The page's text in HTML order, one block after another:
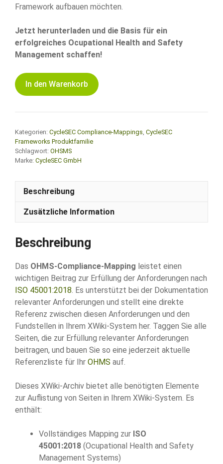
Framework aufbauen möchten.
Jetzt herunterladen und die Basis für ein
erfolgreiches Ocupational Health and Safety
Management schaffen!
OHSMS-
Compliance-
Menge
In den Warenkorb
Kategorien: CycleSEC Compliance-Mappings, CycleSEC
Frameworks Produktfamilie
Schlagwort: OHSMS
Marke: CycleSEC GmbH
Beschreibung
Zusätzliche Information
Beschreibung
Das OHMS-Compliance-Mapping leistet einen
wichtigen Beitrag zur Erfüllung der Anforderungen nach
ISO 45001:2018. Es unterstützt bei der Dokumentation
relevanter Anforderungen und stellt eine direkte
Referenz zwischen diesen Anforderungen und den
Fundstellen in Ihrem XWiki-System her. Taggen Sie alle
Seiten, die zur Erfüllung relevanter Anforderungen
beitragen, und bauen Sie so eine jederzeit aktuelle
Referenzliste für Ihr OHMS auf.
Dieses XWiki-Archiv bietet alle benötigten Elemente
zur Auflistung von Seiten in Ihrem XWiki-System. Es
enthält:
Vollständiges Mapping zur ISO
45001:2018 (Ocupational Health and Safety
Management Systems)